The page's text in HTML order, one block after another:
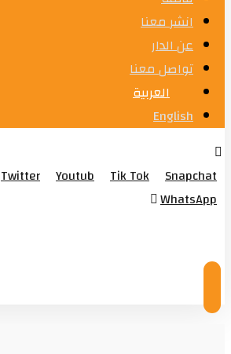
انشر معنا
عن الدار
تواصل معنا
العربية
English
Twitter Youtub Tik Tok
Snapchat
WhatsApp